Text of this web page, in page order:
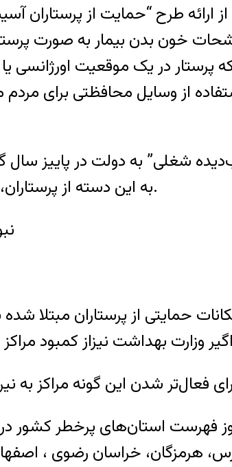
خون بدن بیمار به صورت
پرستار در یک موقعیت
از وسایل محافظتی برای
شغلی” به دولت در پاییز سال
به این دسته از پرستاران، تعلق “دیه” و اعطای “درجه جانبازی” به آن‌ها خواند.
حمایتی از پرستاران
استان‌های پرخطر کشور در
هرمزگان، خراسان رضوی ،